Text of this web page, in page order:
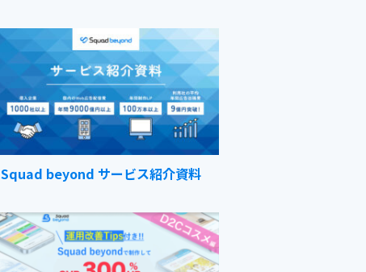
Squad beyond サービス紹介資料